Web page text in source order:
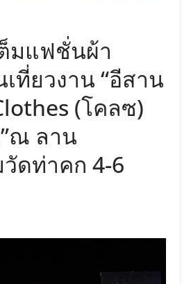
มแฟชั่นผ้า
ที่ยวงาน “อีสาน
(โคลซ)
ณ ลาน
ดท่าคก 4-6